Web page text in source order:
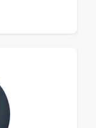
en
NIP
post-
Kinder-